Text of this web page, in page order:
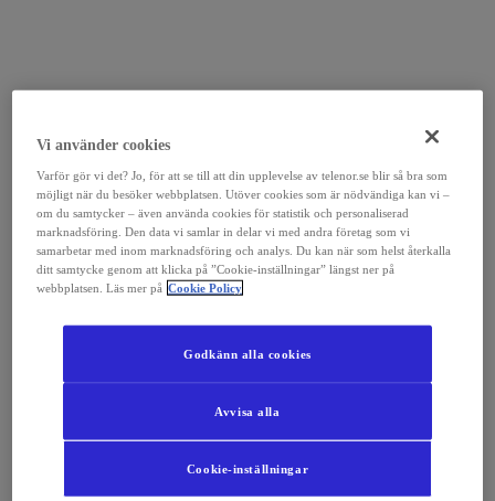
Vi använder cookies
Varför gör vi det? Jo, för att se till att din upplevelse av telenor.se blir så bra som
möjligt när du besöker webbplatsen. Utöver cookies som är nödvändiga kan vi –
om du samtycker – även använda cookies för statistik och personaliserad
marknadsföring. Den data vi samlar in delar vi med andra företag som vi
samarbetar med inom marknadsföring och analys. Du kan när som helst återkalla
ditt samtycke genom att klicka på ”Cookie-inställningar” längst ner på
webbplatsen. Läs mer på Cookie Policy
Cookie-inställningar
Avvisa alla
Godkänn alla cookies